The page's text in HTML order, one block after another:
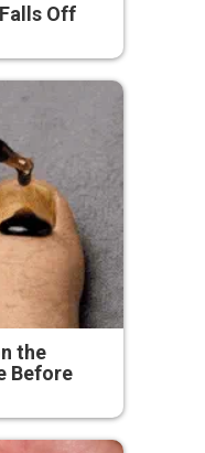
Off
the
Before